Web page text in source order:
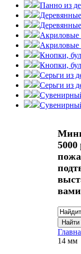
Панно из
Акриловые
Акриловые
Кнопки,
Кнопки,
Серьги из
Серьги из
Найти
Вы
14 мм